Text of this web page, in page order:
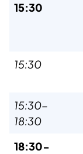
15:30
15:30
15:30-
18:30
18:30-